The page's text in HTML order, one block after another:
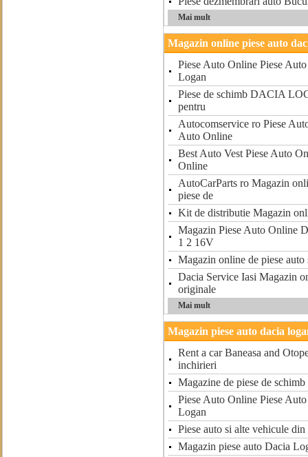
Mai mult
Magazin online piese auto
Piese Auto Online Piese
Logan
Piese de schimb DACIA
pentru
Autocomservice ro Piese
Auto Online
Best Auto Vest Piese Auto
Online
AutoCarParts ro Magazin
piese de
Kit de distributie Magazin
Magazin Piese Auto Online
1 2 16V
Magazin online de piese auto
Dacia Service Iasi Magazin
originale
Mai mult
Magazin piese auto dacia
Rent a car Baneasa and
inchirieri
Magazine de piese de
Piese Auto Online Piese
Logan
Piese auto si alte vehicule
Magazin piese auto Dacia